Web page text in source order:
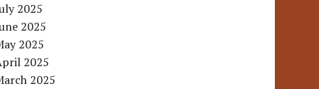
2025
2025
2025
2025
2025